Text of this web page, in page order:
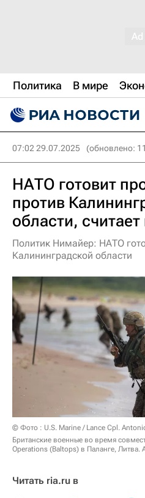
Политика В мире
07:02 29.07.2025 (обновлено:
НАТО готовит
против
области,
Политик Нимайер: НАТО
Калининградской области
© Фото : U.S. Marine / Lance Cpl.
Британские военные во время
Operations (Baltops) в Паланге, Литва.
Читать ria.ru в